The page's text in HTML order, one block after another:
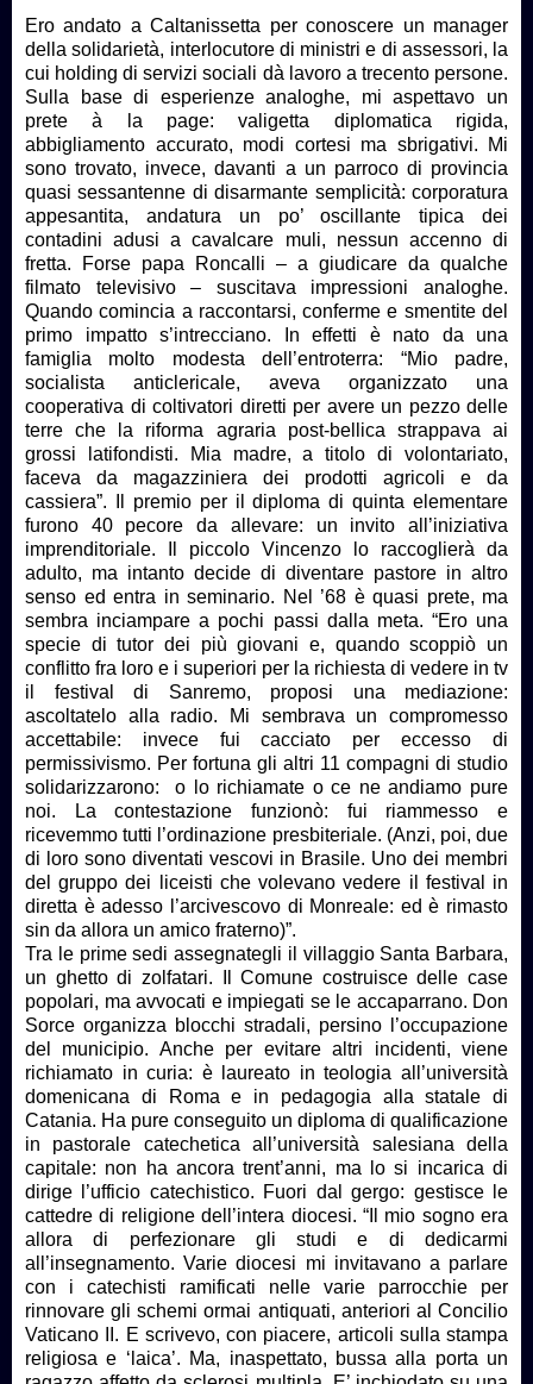
Ero andato a Caltanissetta per conoscere un manager
della solidarietà, interlocutore di ministri e di assessori, la
cui holding di servizi sociali dà lavoro a trecento persone.
Sulla base di esperienze analoghe, mi aspettavo un
prete à la page: valigetta diplomatica rigida,
abbigliamento accurato, modi cortesi ma sbrigativi. Mi
sono trovato, invece, davanti a un parroco di provincia
quasi sessantenne di disarmante semplicità: corporatura
appesantita, andatura un po’ oscillante tipica dei
contadini adusi a cavalcare muli, nessun accenno di
fretta. Forse papa Roncalli – a giudicare da qualche
filmato televisivo – suscitava impressioni analoghe.
Quando comincia a raccontarsi, conferme e smentite del
primo impatto s’intrecciano. In effetti è nato da una
famiglia molto modesta dell’entroterra: “Mio padre,
socialista anticlericale, aveva organizzato una
cooperativa di coltivatori diretti per avere un pezzo delle
terre che la riforma agraria post-bellica strappava ai
grossi latifondisti. Mia madre, a titolo di volontariato,
faceva da magazziniera dei prodotti agricoli e da
cassiera”. Il premio per il diploma di quinta elementare
furono 40 pecore da allevare: un invito all’iniziativa
imprenditoriale. Il piccolo Vincenzo lo raccoglierà da
adulto, ma intanto decide di diventare pastore in altro
senso ed entra in seminario. Nel ’68 è quasi prete, ma
sembra inciampare a pochi passi dalla meta. “Ero una
specie di tutor dei più giovani e, quando scoppiò un
conflitto fra loro e i superiori per la richiesta di vedere in tv
il festival di Sanremo, proposi una mediazione:
ascoltatelo alla radio. Mi sembrava un compromesso
accettabile: invece fui cacciato per eccesso di
permissivismo. Per fortuna gli altri 11 compagni di studio
solidarizzarono: o lo richiamate o ce ne andiamo pure
noi. La contestazione funzionò: fui riammesso e
ricevemmo tutti l’ordinazione presbiteriale. (Anzi, poi, due
di loro sono diventati vescovi in Brasile. Uno dei membri
del gruppo dei liceisti che volevano vedere il festival in
diretta è adesso l’arcivescovo di Monreale: ed è rimasto
sin da allora un amico fraterno)”.
Tra le prime sedi assegnategli il villaggio Santa Barbara,
un ghetto di zolfatari. Il Comune costruisce delle case
popolari, ma avvocati e impiegati se le accaparrano. Don
Sorce organizza blocchi stradali, persino l’occupazione
del municipio. Anche per evitare altri incidenti, viene
richiamato in curia: è laureato in teologia all’università
domenicana di Roma e in pedagogia alla statale di
Catania. Ha pure conseguito un diploma di qualificazione
in pastorale catechetica all’università salesiana della
capitale: non ha ancora trent’anni, ma lo si incarica di
dirige l’ufficio catechistico. Fuori dal gergo: gestisce le
cattedre di religione dell’intera diocesi. “Il mio sogno era
allora di perfezionare gli studi e di dedicarmi
all’insegnamento. Varie diocesi mi invitavano a parlare
con i catechisti ramificati nelle varie parrocchie per
rinnovare gli schemi ormai antiquati, anteriori al Concilio
Vaticano II. E scrivevo, con piacere, articoli sulla stampa
religiosa e ‘laica’. Ma, inaspettato, bussa alla porta un